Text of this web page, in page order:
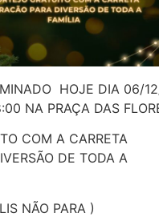
HOJE DIA 06/
NA PRAÇA DAS
COM A CARRETA
DE TODA A
NÃO PARA )